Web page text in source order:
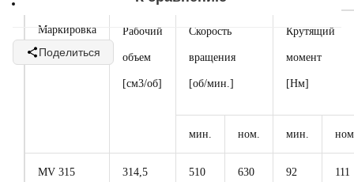
Поделиться
Маркировка Рабочий
объем
[см3/об]
Скорость
вращения
[об/мин.]
Крутящий
момент
[Нм]
мин. ном. мин.
МV 315 314,5 510 630 92 111